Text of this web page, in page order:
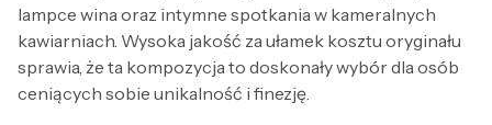
lampce wina oraz intymne spotkania w kameralnych
kawiarniach. Wysoka jakość za ułamek kosztu oryginału
sprawia, że ta kompozycja to doskonały wybór dla osób
ceniących sobie unikalność i finezję.